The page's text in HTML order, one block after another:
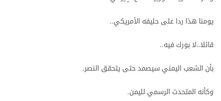
يومنا هذا رداعلىحليفه الأمريكي..
قائلا..لابورك فيه..
بأن الشعب اليمني سيصمدحتى يتحقق النصر.
وكأنه المتحدث الرسمي لليمن.